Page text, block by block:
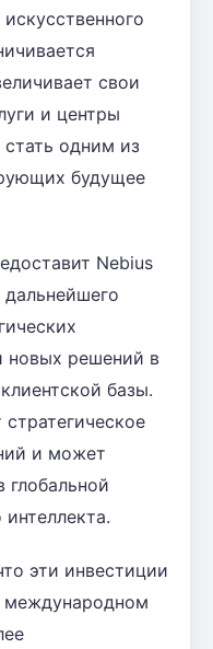
свои
и центры
одним из
будущее
Nebius
новых решений в
базы.
и может
глобальной
эти инвестиции
международном